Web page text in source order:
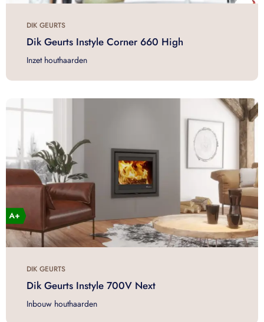
DIK GEURTS
Dik Geurts Instyle Corner 660 High
Inzet houthaarden
DIK GEURTS
Dik Geurts Instyle 700V Next
Inbouw houthaarden